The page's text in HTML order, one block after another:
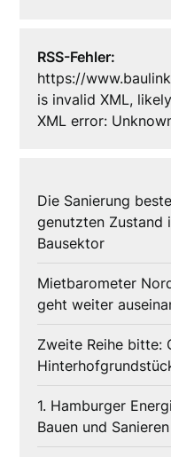
RSS-Fehler:
https://
is invalid XML,
XML error:
Die Sanierung
genutzten Zustand
Bausektor
Mietbarometer
geht weiter
Zweite Reihe bitte:
1. Hamburger
Bauen und Sanieren